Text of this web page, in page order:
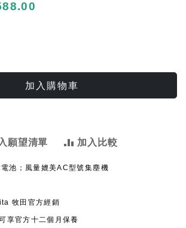
加入購物車
願望清單 加入比較
池；風量媲美AC型號集塵機
牧田官方經銷
享官方十二個月保養